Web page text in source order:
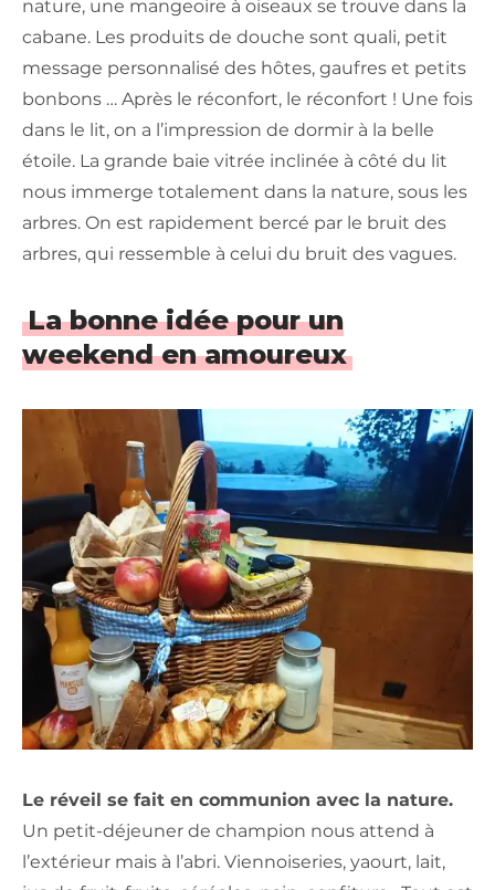
nature, une mangeoire à oiseaux se trouve dans la
cabane. Les produits de douche sont quali, petit
message personnalisé des hôtes, gaufres et petits
bonbons … Après le réconfort, le réconfort ! Une fois
dans le lit, on a l’impression de dormir à la belle
étoile. La grande baie vitrée inclinée à côté du lit
nous immerge totalement dans la nature, sous les
arbres. On est rapidement bercé par le bruit des
arbres, qui ressemble à celui du bruit des vagues.
La bonne idée pour un
weekend en amoureux
Le réveil se fait en communion avec la nature.
Un petit-déjeuner de champion nous attend à
l’extérieur mais à l’abri. Viennoiseries, yaourt, lait,